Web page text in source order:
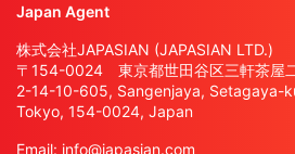
Japan Agent
株式会社JAPASIAN (JAPASIAN LTD.)
〒154-0024 東京都世田谷区三軒茶屋
2-14-10-605, Sangenjaya, Setagaya-
Tokyo, 154-0024, Japan
Email: info@japasian.com